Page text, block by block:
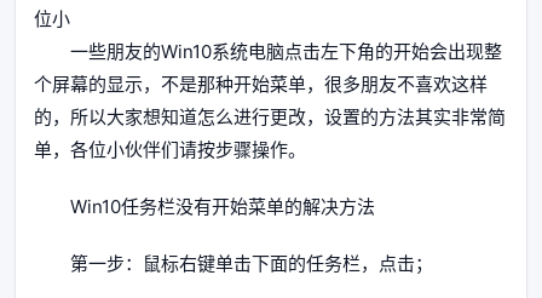
位小
一些朋友的Win10系统电脑点击左下角的开始会出现整
个屏幕的显示，不是那种开始菜单，很多朋友不喜欢这样
的，所以大家想知道怎么进行更改，设置的方法其实非常简
单，各位小伙伴们请按步骤操作。
Win10任务栏没有开始菜单的解决方法
第一步：鼠标右键单击下面的任务栏，点击；